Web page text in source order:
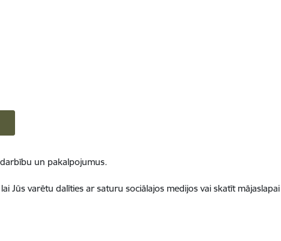
un pakalpojumus.
Jūs varētu dalīties ar saturu sociālajos medijos vai skatīt